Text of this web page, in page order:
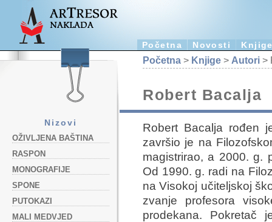
Početna Novosti
Nizovi
OŽIVLJENA BAŠTINA
RASPON
MONOGRAFIJE
SPONE
PUTOKAZI
MALI MEDVJED
Početna > Knjige > Autori >
Robert Bacalja
Robert Bacalja rođen
završio je na
magistrirao, a 2000. g.
Od 1990. g. radi na
na Visokoj učiteljskoj
zvanje profesora
prodekana.